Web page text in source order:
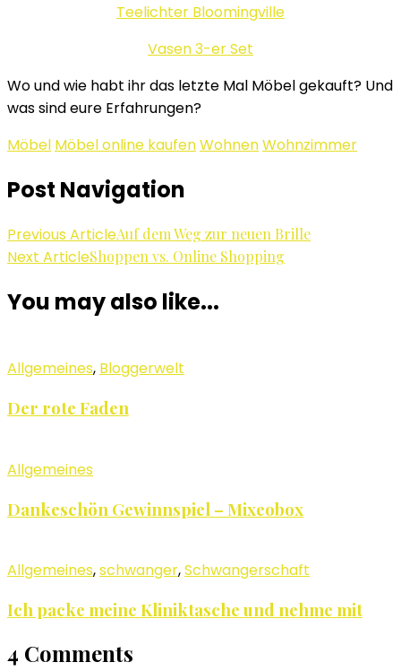
Teelichter Bloomingville
Vasen 3-er Set
Wo und wie habt ihr das letzte Mal Möbel gekauft? Und
was sind eure Erfahrungen?
Möbel Möbel online kaufenWohnenWohnzimmer
Post Navigation
Previous ArticleAuf dem Weg zur neuen Brille
Next ArticleShoppen vs. Online Shopping
You may also like...
Allgemeines, Bloggerwelt
Der rote Faden
Allgemeines
Dankeschön Gewinnspiel – Mixeobox
Allgemeines,schwanger,Schwangerschaft
Ich packe meine Kliniktasche und nehme mit
4 Comments